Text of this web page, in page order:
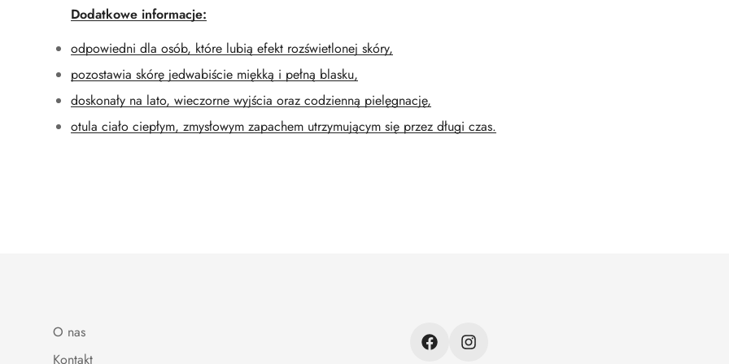
Dodatkowe informacje:
odpowiedni dla osób, które lubią efekt rozświetlonej skóry,
pozostawia skórę jedwabiście miękką i pełną blasku,
doskonały na lato, wieczorne wyjścia oraz codzienną pielęgnację,
otula ciało ciepłym, zmysłowym zapachem utrzymującym się przez długi czas.
O nas
Kontakt